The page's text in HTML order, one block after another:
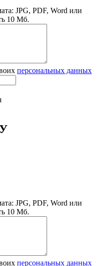
JPG, PDF, Word или
10 Мб.
персональных данных
JPG, PDF, Word или
10 Мб.
персональных данных